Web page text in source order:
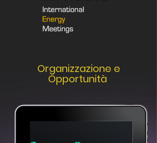
Organizzazione e
Opportunità